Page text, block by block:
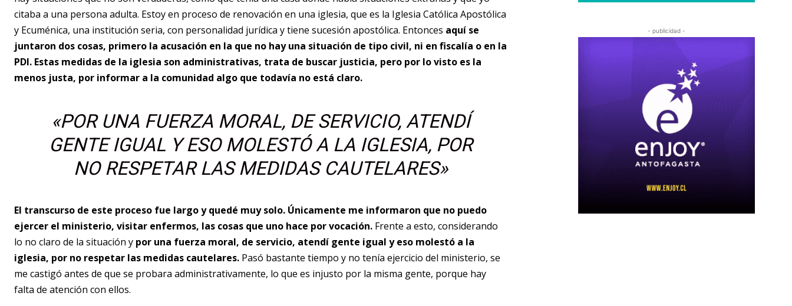
citaba a una persona adulta. Estoy en proceso de renovación en una iglesia, que es la Iglesia Católica Apostólica
y Ecuménica, una institución seria, con personalidad jurídica y tiene sucesión apostólica. Entonces aquí se
juntaron dos cosas, primero la acusación en la que no hay una situación de tipo civil, ni en fiscalía o en la
PDI. Estas medidas de la iglesia son administrativas, trata de buscar justicia, pero por lo visto es la
menos justa, por informar a la comunidad algo que todavía no está claro.
«POR UNA FUERZA MORAL, DE SERVICIO, ATENDÍ
GENTE IGUAL Y ESO MOLESTÓ A LA IGLESIA, POR
NO RESPETAR LAS MEDIDAS CAUTELARES»
El transcurso de este proceso fue largo y quedé muy solo. Únicamente me informaron que no puedo
ejercer el ministerio, visitar enfermos, las cosas que uno hace por vocación. Frente a esto, considerando
lo no claro de la situación y por una fuerza moral, de servicio, atendí gente igual y eso molestó a la
iglesia, por no respetar las medidas cautelares. Pasó bastante tiempo y no tenía ejercicio del ministerio, se
me castigó antes de que se probara administrativamente, lo que es injusto por la misma gente, porque hay
falta de atención con ellos.
- publicidad -